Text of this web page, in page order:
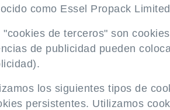
como Essel Propack
"cookies de terceros" son
de publicidad pueden
los siguientes tipos de
persistentes. Utilizamos